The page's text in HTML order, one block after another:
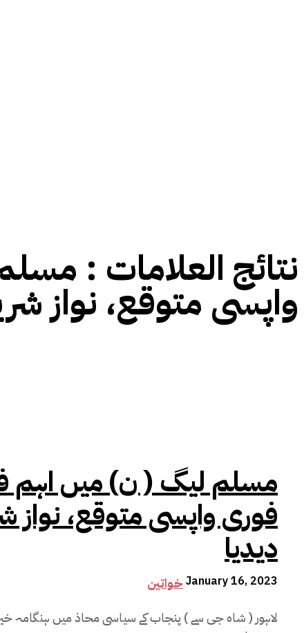
نتائج العلامات :
واپسی متوقع، نواز
مسلم لیگ ( ن) میں اہم
فوری واپسی متوقع،
دیدیا
خواتین January 16, 2023
لاہور ( شاہ جی سے ) پنجاب کے سیاسی محاذ میں ہنگامہ